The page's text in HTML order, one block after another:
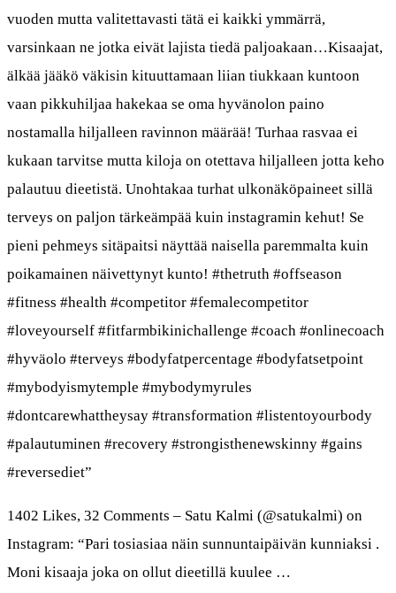
vuoden mutta valitettavasti tätä ei kaikki ymmärrä,
varsinkaan ne jotka eivät lajista tiedä paljoakaan…Kisaajat,
älkää jääkö väkisin kituuttamaan liian tiukkaan kuntoon
vaan pikkuhiljaa hakekaa se oma hyvänolon paino
nostamalla hiljalleen ravinnon määrää! Turhaa rasvaa ei
kukaan tarvitse mutta kiloja on otettava hiljalleen jotta keho
palautuu dieetistä. Unohtakaa turhat ulkonäköpaineet sillä
terveys on paljon tärkeämpää kuin instagramin kehut! Se
pieni pehmeys sitäpaitsi näyttää naisella paremmalta kuin
poikamainen näivettynyt kunto! #thetruth #offseason
#fitness #health #competitor #femalecompetitor
#loveyourself #fitfarmbikinichallenge #coach #onlinecoach
#hyväolo #terveys #bodyfatpercentage #bodyfatsetpoint
#mybodyismytemple #mybodymyrules
#dontcarewhattheysay #transformation #listentoyourbody
#palautuminen #recovery #strongisthenewskinny #gains
#reversediet”
1402 Likes, 32 Comments – Satu Kalmi (@satukalmi) on
Instagram: “Pari tosiasiaa näin sunnuntaipäivän kunniaksi .
Moni kisaaja joka on ollut dieetillä kuulee …